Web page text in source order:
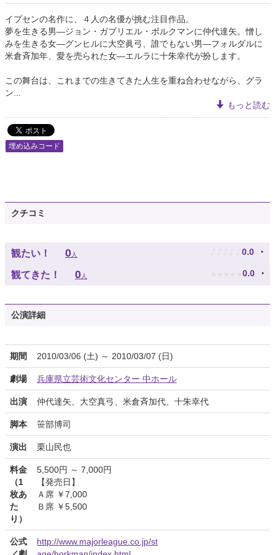
イプセンの名作に、４人の名優が挑む注目作品。
夢を生きる男―ジョン・ガブリエル・ボルクマンに仲代達矢。憎し
みを生きる女―グンヒルに大空眞弓、誰でもない男―フォルダルに
米倉斉加年、愛を売られた女―エルラに十朱幸代が扮します。
この舞台は、これまでの生きてきた人生を重ね合わせながら、グラ
ン...
もっと読む
埋め込みコード
クチコミ
観たい！ 0人 ♪ ♪ ♪ ♪ ♪ 0.0
観てきた！ 0人 ★ ★ ★ ★ ★ 0.0
公演詳細
期間 2010/03/06 (土) ～ 2010/03/07 (日)
劇場 兵庫県立芸術文化センター 中ホール
出演 仲代達矢、大空真弓、米倉斉加代、十朱幸代
脚本 笹部博司
演出 栗山民也
料金
（1
枚あ
た
り）
5,500円 ～ 7,000円
【発売日】
Ａ席 ￥7,000
Ｂ席 ￥5,500
公式
http://www.majorleague.co.jp/st